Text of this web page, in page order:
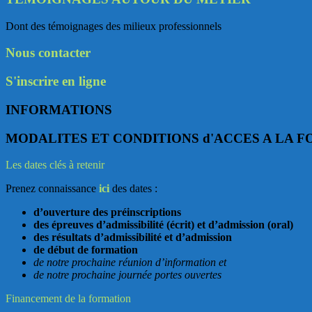
Dont des témoignages des milieux professionnels
Nous contacter
S'inscrire en ligne
INFORMATIONS
MODALITES ET CONDITIONS d'ACCES A LA
Les dates clés à retenir
Prenez connaissance ici des dates :
d’ouverture des préinscriptions
des épreuves d’admissibilité (écrit) et d’admission (oral)
des résultats d’admissibilité et d’admission
de début de formation
de notre prochaine réunion d’information et
de notre prochaine journée portes ouvertes
Financement de la formation